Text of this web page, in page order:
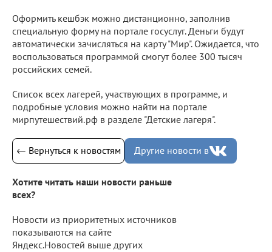
Оформить кешбэк можно дистанционно, заполнив
специальную форму на портале госуслуг. Деньги будут
автоматически зачисляться на карту "Мир". Ожидается, что
воспользоваться программой смогут более 300 тысяч
российских семей.
Список всех лагерей, участвующих в программе, и
подробные условия можно найти на портале
мирпутешествий.рф в разделе "Детские лагеря".
← Вернуться к новостям Другие новости в
Хотите читать наши новости раньше
всех?
Новости из приоритетных источников
показываются на сайте
Яндекс.Новостей выше других